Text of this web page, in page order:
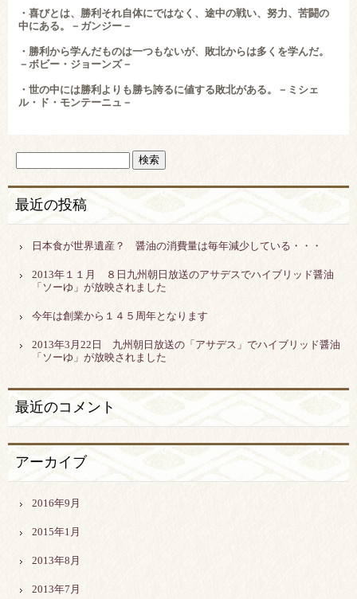
・喜びとは、勝利それ自体にではなく、途中の戦い、努力、苦闘の
中にある。－ガンジー－
・勝利から学んだものは一つもないが、敗北からは多くを学んだ。
－ボビー・ジョーンズ－
・世の中には勝利よりも勝ち誇るに値する敗北がある。－ミシェ
ル・ド・モンテーニュ－
最近の投稿
日本食が世界遺産？ 醤油の消費量は毎年減少している・・・
2013年１１月 ８日九州朝日放送のアサデスでハイブリッド醤油
「ソーゆ」が放映されました
今年は創業から１４５周年となります
2013年3月22日 九州朝日放送の「アサデス」でハイブリッド醤油
「ソーゆ」が放映されました
最近のコメント
アーカイブ
2016年9月
2015年1月
2013年8月
2013年7月